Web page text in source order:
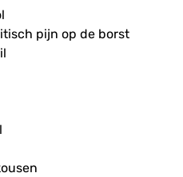
pijn op de borst